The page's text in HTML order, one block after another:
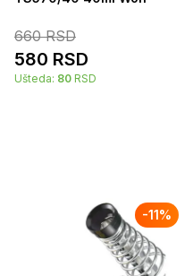
660RSD
580 RSD
Ušteda: 80 RSD
-11%